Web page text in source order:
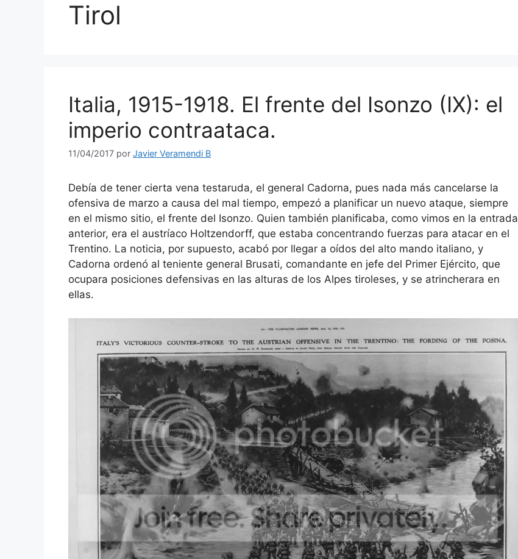
Tirol
Italia, 1915-1918. El frente del Isonzo (IX): el
imperio contraataca.
11/04/2017 por Javier Veramendi B
Debía de tener cierta vena testaruda, el general Cadorna, pues nada más cancelarse la
ofensiva de marzo a causa del mal tiempo, empezó a planificar un nuevo ataque, siempre
en el mismo sitio, el frente del Isonzo. Quien también planificaba, como vimos en la entrada
anterior, era el austríaco Holtzendorff, que estaba concentrando fuerzas para atacar en el
Trentino. La noticia, por supuesto, acabó por llegar a oídos del alto mando italiano, y
Cadorna ordenó al teniente general Brusati, comandante en jefe del Primer Ejército, que
ocupara posiciones defensivas en las alturas de los Alpes tiroleses, y se atrincherara en
ellas.